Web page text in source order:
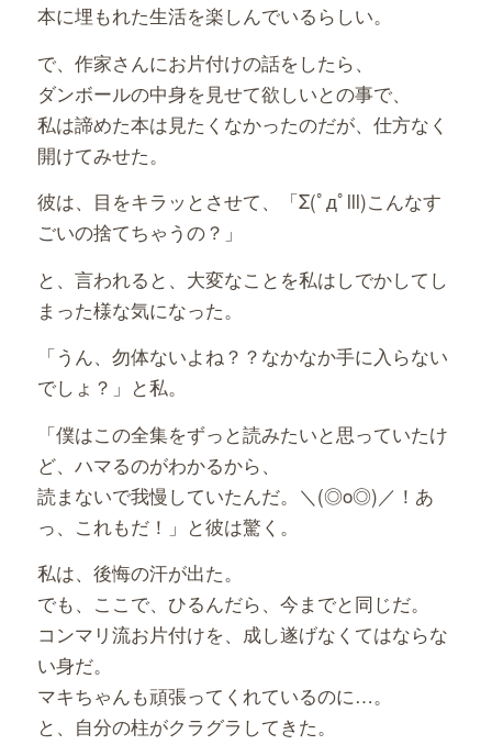
本に埋もれた生活を楽しんでいるらしい。
で、作家さんにお片付けの話をしたら、
ダンボールの中身を見せて欲しいとの事で、
私は諦めた本は見たくなかったのだが、仕方なく
開けてみせた。
彼は、目をキラッとさせて、「Σ(ﾟдﾟlll)こんなす
ごいの捨てちゃうの？」
と、言われると、大変なことを私はしでかしてし
まった様な気になった。
「うん、勿体ないよね？？なかなか手に入らない
でしょ？」と私。
「僕はこの全集をずっと読みたいと思っていたけ
ど、ハマるのがわかるから、
読まないで我慢していたんだ。＼(◎o◎)／！あ
っ、これもだ！」と彼は驚く。
私は、後悔の汗が出た。
でも、ここで、ひるんだら、今までと同じだ。
コンマリ流お片付けを、成し遂げなくてはならな
い身だ。
マキちゃんも頑張ってくれているのに…。
と、自分の柱がクラグラしてきた。